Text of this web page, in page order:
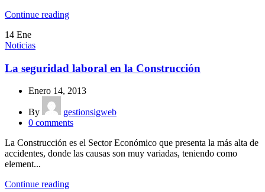
Continue reading
14 Ene
Noticias
La seguridad laboral en la Construcción
Enero 14, 2013
By
gestionsigweb
0 comments
La Construcción es el Sector Económico que presenta la más alta de
accidentes, donde las causas son muy variadas, teniendo como
element...
Continue reading